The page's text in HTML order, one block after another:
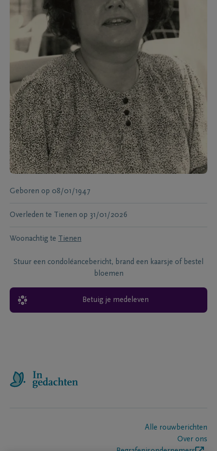
Geboren op 08/01/1947
Overleden te Tienen op 31/01/2026
Woonachtig te Tienen
Stuur een condoléancebericht, brand een kaarsje of bestel
bloemen
Betuig je medeleven
Alle rouwberichten
Over ons